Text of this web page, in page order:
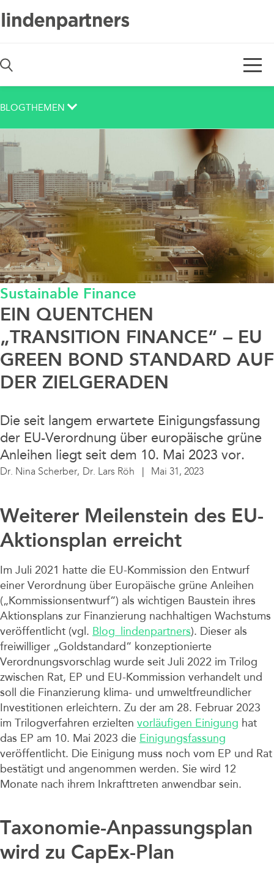
De
BLOGTHEMEN
Auch das noch
Berlin
Corona
Corporate
Data / Media / IT
Finanzierung / Bank / Kapitalmarkt
Fintech/Crypto
Real Estate
Steuern / Bilanz
Sustainable Finance
Unternehmen
Sustainable Finance
EIN QUENTCHEN
„TRANSITION FINANCE“ – EU
GREEN BOND STANDARD AUF
DER ZIELGERADEN
Die seit langem erwartete Einigungsfassung
der EU-Verordnung über europäische grüne
Anleihen liegt seit dem 10. Mai 2023 vor.
Dr. Nina Scherber, Dr. Lars Röh Mai 31, 2023
Weiterer Meilenstein des EU-
Aktionsplan erreicht
Im Juli 2021 hatte die EU-Kommission den Entwurf
einer Verordnung über Europäische grüne Anleihen
(„Kommissionsentwurf“) als wichtigen Baustein ihres
Aktionsplans zur Finanzierung nachhaltigen Wachstums
veröffentlicht (vgl. Blog_lindenpartners). Dieser als
freiwilliger „Goldstandard“ konzeptionierte
Verordnungsvorschlag wurde seit Juli 2022 im Trilog
zwischen Rat, EP und EU-Kommission verhandelt und
soll die Finanzierung klima- und umweltfreundlicher
Investitionen erleichtern. Zu der am 28. Februar 2023
im Trilogverfahren erzielten vorläufigen Einigung hat
das EP am 10. Mai 2023 die Einigungsfassung
veröffentlicht. Die Einigung muss noch vom EP und Rat
bestätigt und angenommen werden. Sie wird 12
Monate nach ihrem Inkrafttreten anwendbar sein.
Taxonomie-Anpassungsplan
wird zu CapEx-Plan